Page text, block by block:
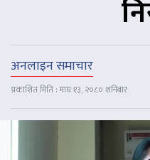
अनलाइन समाचार
प्रकाशित मिति : माघ १३, २०८० शनिबार